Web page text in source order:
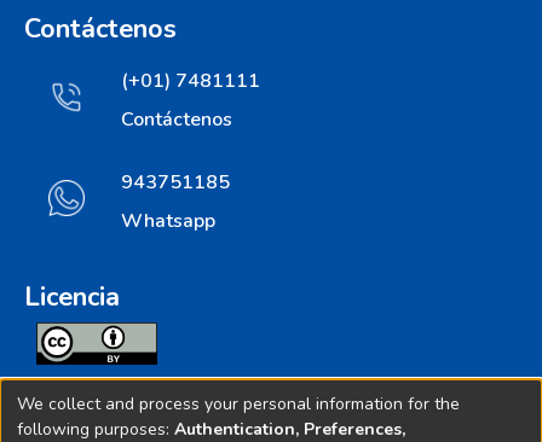
Contáctenos
(+01) 7481111
Contáctenos
943751185
Whatsapp
Licencia
Todos los contenidos de repositorio.ins.gob.pe estan
licenciados bajo
We collect and process your personal information for the
following purposes: Authentication, Preferences,